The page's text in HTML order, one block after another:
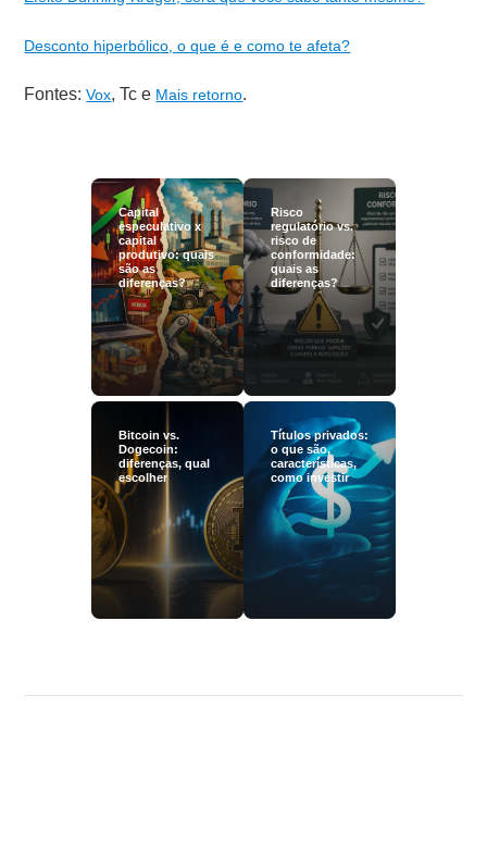
Desconto hiperbólico, o que é e como te afeta?
Fontes:Vox, Tc e Mais retorno.
Capital
especulativo x
capital
produtivo: quais
são as
diferenças?
Risco
regulatório vs.
risco de
conformidade:
quais as
diferenças?
Bitcoin vs.
Dogecoin:
diferenças, qual
escolher
Títulos privados:
o que são,
características,
como investir